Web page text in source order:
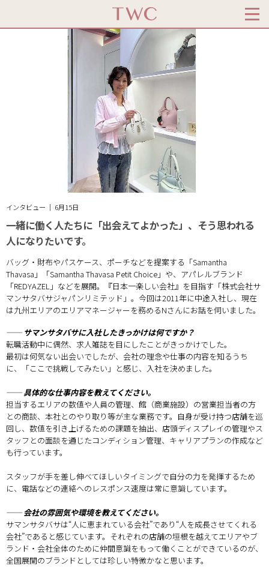
インタビュー ｜ 6月15日
一緒に働く人たちに「出会えてよかった」、そう思われる
人になりたいです。
バッグ・財布やパスケース、ポーチなどを提案する「Samantha
Thavasa」「Samantha Thavasa Petit Choice」や、アパレルブランド
「REDYAZEL」などを展開。『日本一楽しい会社』を目指す「株式会社サ
マンサタバサジャパンリミテッド」。今回は2011年に中途入社し、現在
は九州エリアのエリアマネージャーを務めるNさんにお話を伺いました。
── サマンサタバサに入社したきっかけは何ですか？
転職活動中に偶然、求人雑誌を目にしたことがきっかけでした。
最初は何気ない出会いでしたが、会社の理念や仕事の内容を知るうち
に、「ここで挑戦してみたい」と感じ、入社を決めました。
── 具体的な仕事内容を教えてください。
担当するエリアの数値や人員の管理、館（商業施設）の営業担当者の方
との商談、本社とのやり取り等が主な業務です。自身が受け持つ店舗を巡
回し、数値を引き上げるための課題を抽出、店頭ディスプレイの管理やス
タッフとの面談を通じたコンディション管理、キャリアプランの作成など
も行っています。
スタッフが手を差し伸べてほしいタイミングで自分の力を発揮するため
に、電話などの連絡へのレスポンス速度は常に意識しています。
── 会社の雰囲気や環境を教えてください。
サマンサタバサは“人に恵まれている会社”であり“人を成長させてくれる
会社”であると感じています。それぞれの店舗の垣根を越えてエリアやブ
ランド・会社全体のために仲間意識をもって働くことができているのが、
全国展開のブランドとしては珍しい特徴かなと思います。